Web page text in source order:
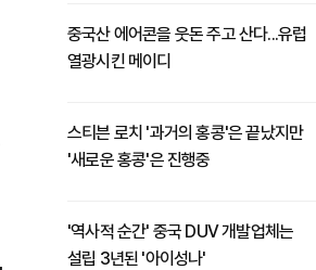
중국산 에어콘을 웃돈 주고 산다...유럽
열광시킨 메이디
스티븐 로치 '과거의 홍콩'은 끝났지만
'새로운 홍콩'은 진행중
'역사적 순간' 중국 DUV 개발업체는
설립 3년된 '아이성나'